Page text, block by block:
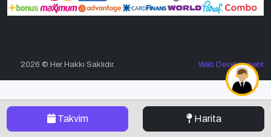
Takvim Harita
2026 © Her Hakkı Saklıdır. Web Development